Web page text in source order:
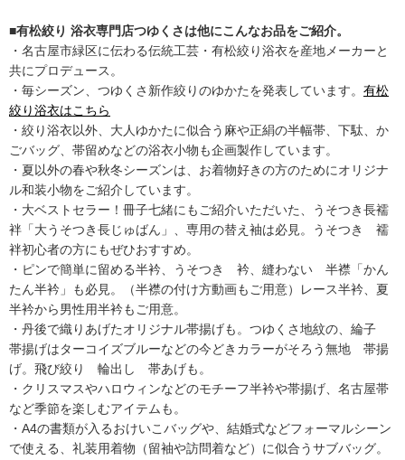
■有松絞り 浴衣専門店つゆくさは他にこんなお品をご紹介。
・名古屋市緑区に伝わる伝統工芸・有松絞り浴衣を産地メーカーと
共にプロデュース。
・毎シーズン、つゆくさ新作絞りのゆかたを発表しています。 有松
絞り浴衣はこちら
・絞り浴衣以外、大人ゆかたに似合う麻や正絹の半幅帯、下駄、か
ごバッグ、帯留めなどの浴衣小物も企画製作しています。
・夏以外の春や秋冬シーズンは、お着物好きの方のためにオリジナ
ル和装小物をご紹介しています。
・大ベストセラー！冊子七緒にもご紹介いただいた、うそつき長襦
袢「大うそつき長じゅばん」、専用の替え袖は必見。うそつき 襦
袢初心者の方にもぜひおすすめ。
・ピンで簡単に留める半衿、うそつき 衿、縫わない 半襟「かん
たん半衿」も必見。（半襟の付け方動画もご用意）レース半衿、夏
半衿から男性用半衿もご用意。
・丹後で織りあげたオリジナル帯揚げも。つゆくさ地紋の、綸子
帯揚げはターコイズブルーなどの今どきカラーがそろう無地 帯揚
げ。飛び絞り 輪出し 帯あげも。
・クリスマスやハロウィンなどのモチーフ半衿や帯揚げ、名古屋帯
など季節を楽しむアイテムも。
・A4の書類が入るおけいこバッグや、結婚式などフォーマルシーン
で使える、礼装用着物（留袖や訪問着など）に似合うサブバッグ。